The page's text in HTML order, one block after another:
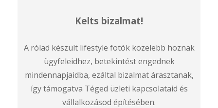
Kelts bizalmat!
A rólad készült lifestyle fotók közelebb hoznak
ügyfeleidhez, betekintést engednek
mindennapjaidba, ezáltal bizalmat árasztanak,
így támogatva Téged üzleti kapcsolataid és
vállalkozásod építésében.